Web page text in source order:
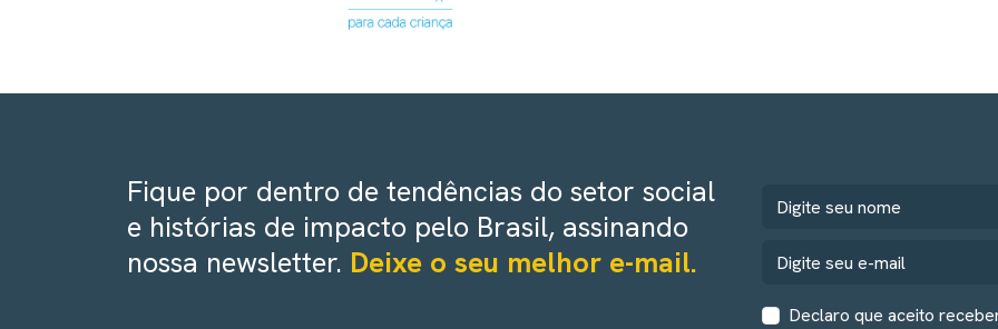
Fique por dentro de tendências do setor social
e histórias de impacto pelo Brasil, assinando
nossa newsletter. Deixe o seu melhor e-mail.
Declaro que aceito